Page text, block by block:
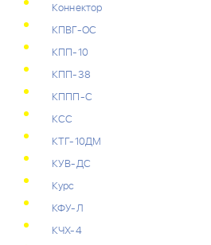
Коннектор
КПВГ-ОС
КПП-10
КПП-38
КППП-С
КСС
КТГ-10ДМ
КУВ-ДС
Курс
КФУ-Л
КЧХ-4